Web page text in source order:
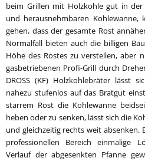
beim Grillen mit Holzkohle gut in
und herausnehmbaren Kohlewanne,
gehen, dass der gesamte Rost
Normalfall bieten auch die billigen
Höhe des Rostes zu verstellen, aber
gasbetriebenen Profi-Grill durch
DROSS (KF) Holzkohlebräter lässt
nahezu stufenlos auf das Bratgut
starrem Rost die Kohlewanne
heben oder zu senken, lässt sich die
und gleichzeitig rechts weit absenken.
professionellen Bereich einmalige
Verlauf der abgesenkten Pfanne